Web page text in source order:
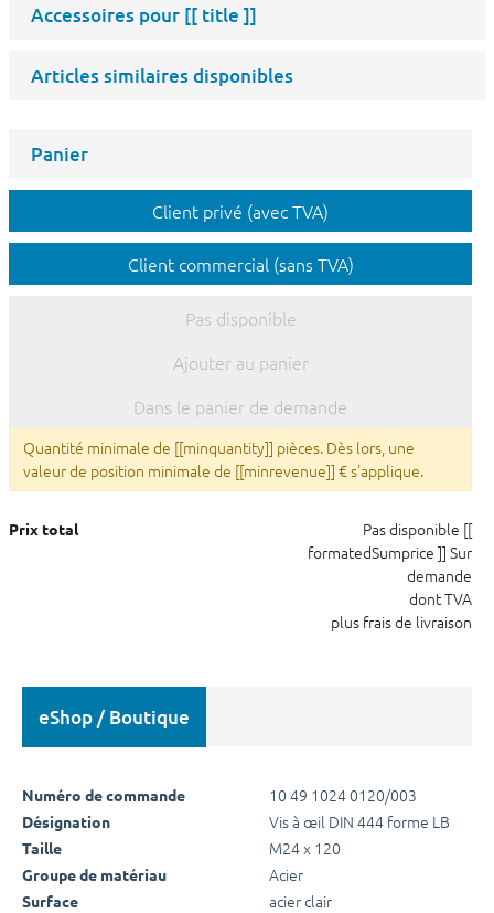
Accessoires pour [[ title ]]
Articles similaires disponibles
Panier
Client privé (avec TVA)
Client commercial (sans TVA)
Pas disponible
Ajouter au panier
Dans le panier de demande
Quantité minimale de [[minquantity]] pièces. Dès lors, une
valeur de position minimale de [[minrevenue]] € s'applique.
Prix total Pas disponible [[
formatedSumprice ]] Sur
demande
dont TVA
plus frais de livraison
eShop / Boutique
Numéro de commande 10 49 1024 0120/003
Désignation Vis à œil DIN 444 forme LB
Taille M24 x 120
Groupe de matériau Acier
Surface acier clair